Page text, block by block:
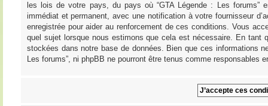
les lois de votre pays, du pays où “GTA Légende : Les
immédiat et permanent, avec une notification à votre fournisseur
enregistrée pour aider au renforcement de ces conditions. Vous
quel sujet lorsque nous estimons que cela est nécessaire. En tant
stockées dans notre base de données. Bien que ces informations
Les forums”, ni phpBB ne pourront être tenus comme